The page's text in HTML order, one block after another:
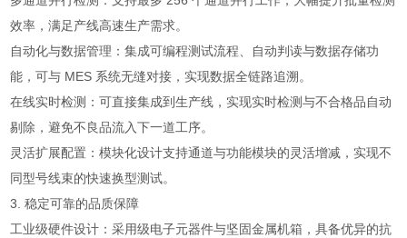
效率，满足产线高速生产需求。
自动化与数据管理：集成可编程测试流程、自动判读与数据存储功
能，可与 MES 系统无缝对接，实现数据全链路追溯。
在线实时检测：可直接集成到生产线，实现实时检测与不合格品自动
剔除，避免不良品流入下一道工序。
灵活扩展配置：模块化设计支持通道与功能模块的灵活增减，实现不
同型号线束的快速换型测试。
3. 稳定可靠的品质保障
工业级硬件设计：采用级电子元器件与坚固金属机箱，具备优异的抗